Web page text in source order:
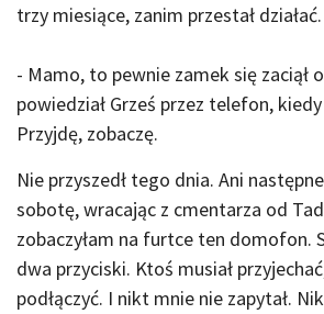
trzy miesiące, zanim przestał działać.
- Mamo, to pewnie zamek się zaciął
powiedział Grześ przez telefon,
Przyjdę, zobaczę.
Nie przyszedł tego dnia. Ani
sobotę, wracając z cmentarza od
zobaczyłam na furtce ten domofon.
dwa przyciski. Ktoś musiał
podłączyć. I nikt mnie nie zapytał.